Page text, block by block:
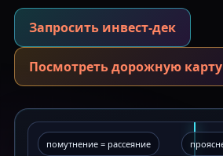
Запросить инвест-дек
Посмотреть дорожную карту
помутнение = рассеяние